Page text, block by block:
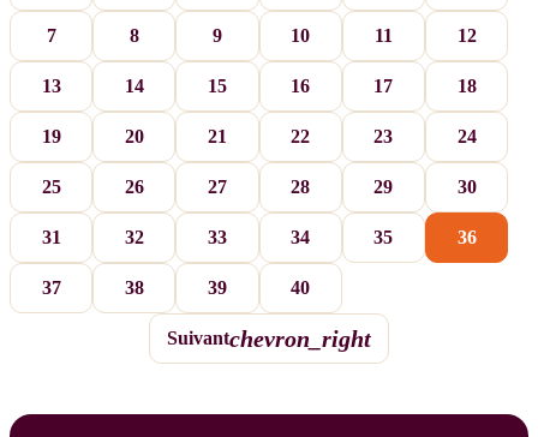
7 8 9 10 11 12
13 14 15 16 17 18
19 20 21 22 23 24
25 26 27 28 29 30
31 32 33 34 35 36
37 38 39 40
Suivantchevron_right